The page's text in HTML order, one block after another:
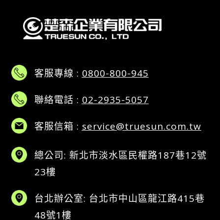
客服專線 : 0800-800-945
聯絡電話 : 02-2935-5057
客服信箱 : service@truesun.com.tw
總公司: 新北市淡水區民權路187巷12號
23樓
台北辦公室: 台北市中山區龍江路415巷
48號1樓